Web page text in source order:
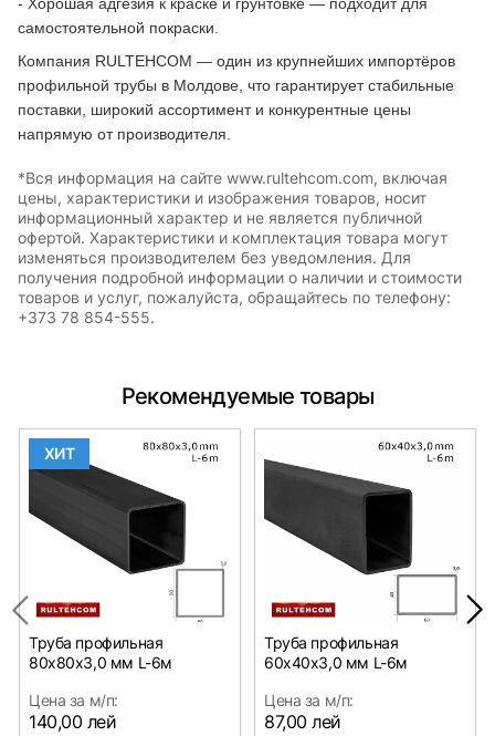
самостоятельной покраски.
Компания RULTEHCOM — один из крупнейших импортёров
профильной трубы в Молдове, что гарантирует стабильные
поставки, широкий ассортимент и конкурентные цены
напрямую от производителя.
*Вся информация на сайте www.rultehcom.com, включая
цены, характеристики и изображения товаров, носит
информационный характер и не является публичной
офертой. Характеристики и комплектация товара могут
изменяться производителем без уведомления. Для
получения подробной информации о наличии и стоимости
товаров и услуг, пожалуйста, обращайтесь по телефону:
+373 78 854-555.
Рекомендуемые товары
ХИТ
Труба профильная
80х80x3,0 мм L-6м
Цена за м/п:
140,00 лей
Труба профильная
60х40x3,0 мм L-6м
Цена за м/п:
87,00 лей